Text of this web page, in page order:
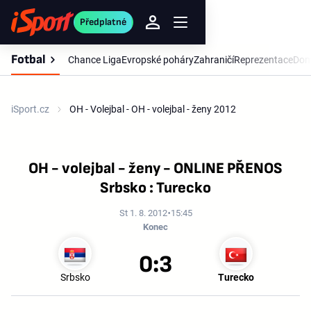
Předplatné
Fotbal Chance LigaEvropské poháryZahraničíReprezentace
iSport.cz OH - Volejbal - OH - volejbal - ženy 2012
OH - volejbal - ženy - ONLINE PŘENOS
Srbsko : Turecko
St 1. 8. 2012 15:45
Konec
Srbsko Turecko
0:3